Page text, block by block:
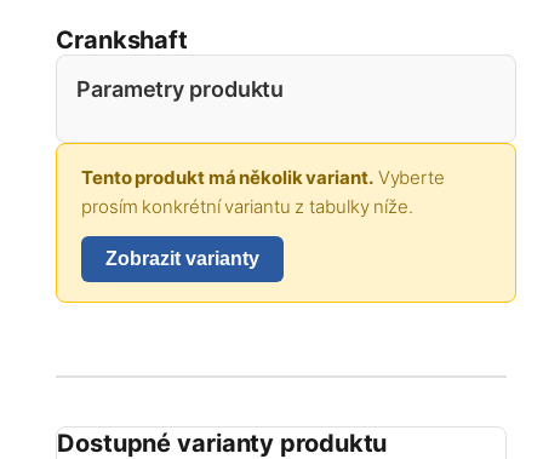
Crankshaft
Parametry produktu
Tento produkt má několik variant.Vyberte
prosím konkrétní variantu z tabulky níže.
Zobrazit varianty
Dostupné varianty produktu